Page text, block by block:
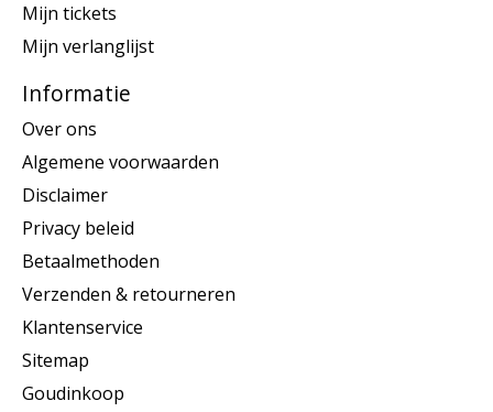
Mijn tickets
Mijn verlanglijst
Informatie
Over ons
Algemene voorwaarden
Disclaimer
Privacy beleid
Betaalmethoden
Verzenden & retourneren
Klantenservice
Sitemap
Goudinkoop